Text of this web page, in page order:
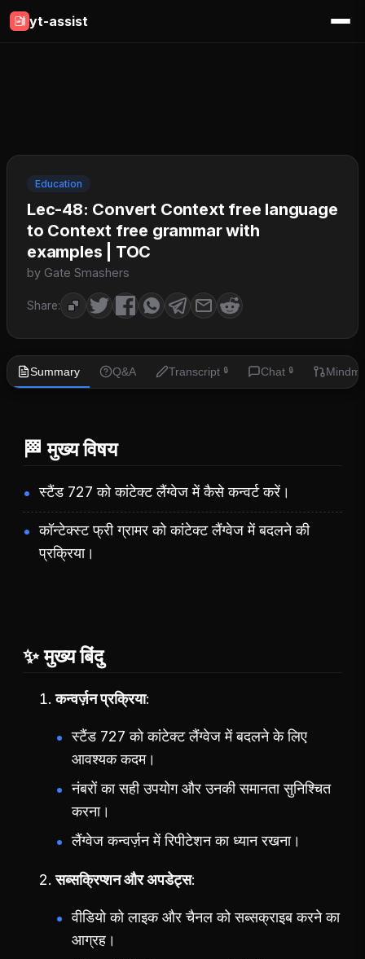
yt-assist
Education
Lec-48: Convert Context free language
to Context free grammar with
examples | TOC
by Gate Smashers
Share:
Summary Q&A Transcript 🔒 Chat 🔒
🏁 मुख्य विषय
स्टैंड 727 को कांटेक्ट लैंग्वेज में कैसे कन्वर्ट करें।
कॉन्टेक्स्ट फ्री ग्रामर को कांटेक्ट लैंग्वेज में बदलने की
प्रक्रिया।
✨ मुख्य बिंदु
कन्वर्ज़न प्रक्रिया
स्टैंड 727 को कांटेक्ट लैंग्वेज में बदलने के लिए
आवश्यक कदम।
नंबरों का सही उपयोग और उनकी समानता सुनिश्चित
करना।
लैंग्वेज कन्वर्ज़न में रिपीटेशन का ध्यान रखना।
सब्सक्रिप्शन और अपडेट्स
वीडियो को लाइक और चैनल को सब्सक्राइब करने का
आग्रह।